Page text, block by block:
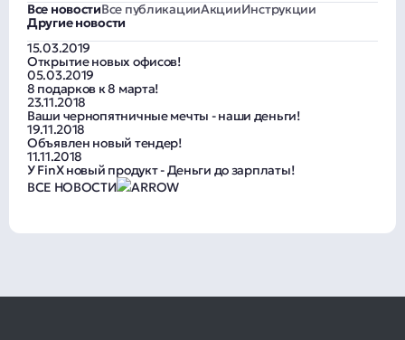
Все новостиВсе публикацииАкцииИнструкции
Другие новости
15.03.2019
Открытие новых офисов!
05.03.2019
8 подарков к 8 марта!
23.11.2018
Ваши чернопятничные мечты - наши деньги!
19.11.2018
Объявлен новый тендер!
11.11.2018
У FinX новый продукт - Деньги до зарплаты!
ВСЕ НОВОСТИ